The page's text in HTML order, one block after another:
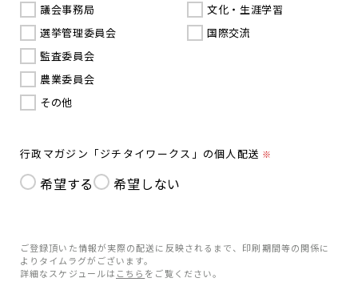
議会事務局
選挙管理委員会
監査委員会
農業委員会
その他
文化・生涯学習
国際交流
行政マガジン「ジチタイワークス」の個人配送 ※
希望する 希望しない
ご登録頂いた情報が実際の配送に反映されるまで、印刷期間等の関係に
よりタイムラグがございます。
詳細なスケジュールは こちら をご覧ください。